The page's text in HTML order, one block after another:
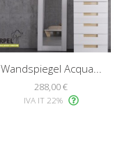
Wandspiegel Acqua...
288,00 €
IVA IT 22%